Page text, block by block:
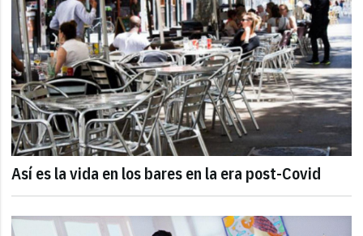
Así es la vida en los bares en la era post-Covid